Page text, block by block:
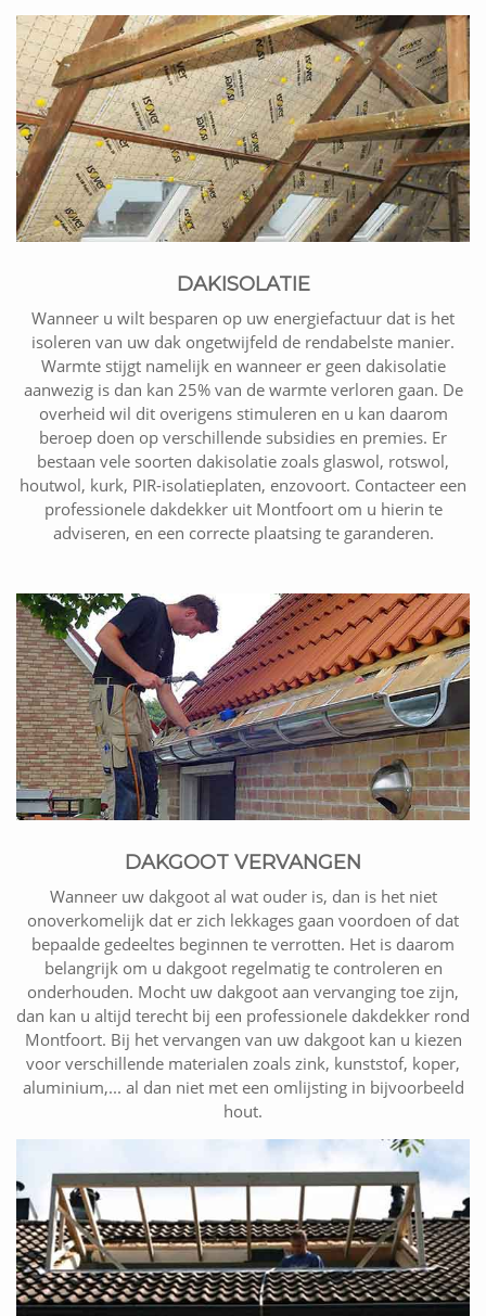
DAKISOLATIE
Wanneer u wilt besparen op uw energiefactuur dat is het
isoleren van uw dak ongetwijfeld de rendabelste manier.
Warmte stijgt namelijk en wanneer er geen dakisolatie
aanwezig is dan kan 25% van de warmte verloren gaan. De
overheid wil dit overigens stimuleren en u kan daarom
beroep doen op verschillende subsidies en premies. Er
bestaan vele soorten dakisolatie zoals glaswol, rotswol,
houtwol, kurk, PIR-isolatieplaten, enzovoort. Contacteer een
professionele dakdekker uit Montfoort om u hierin te
adviseren, en een correcte plaatsing te garanderen.
DAKGOOT VERVANGEN
Wanneer uw dakgoot al wat ouder is, dan is het niet
onoverkomelijk dat er zich lekkages gaan voordoen of dat
bepaalde gedeeltes beginnen te verrotten. Het is daarom
belangrijk om u dakgoot regelmatig te controleren en
onderhouden. Mocht uw dakgoot aan vervanging toe zijn,
dan kan u altijd terecht bij een professionele dakdekker rond
Montfoort. Bij het vervangen van uw dakgoot kan u kiezen
voor verschillende materialen zoals zink, kunststof, koper,
aluminium,... al dan niet met een omlijsting in bijvoorbeeld
hout.